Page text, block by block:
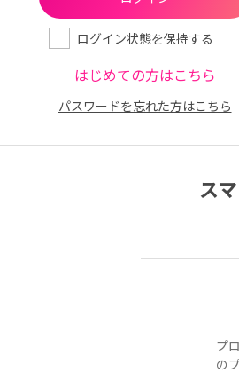
ログイン状態を保持する
はじめての方はこちら
パスワードを忘れた方はこちら
ス
プ
の